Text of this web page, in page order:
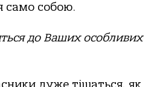
само собою.
до Ваших особливих